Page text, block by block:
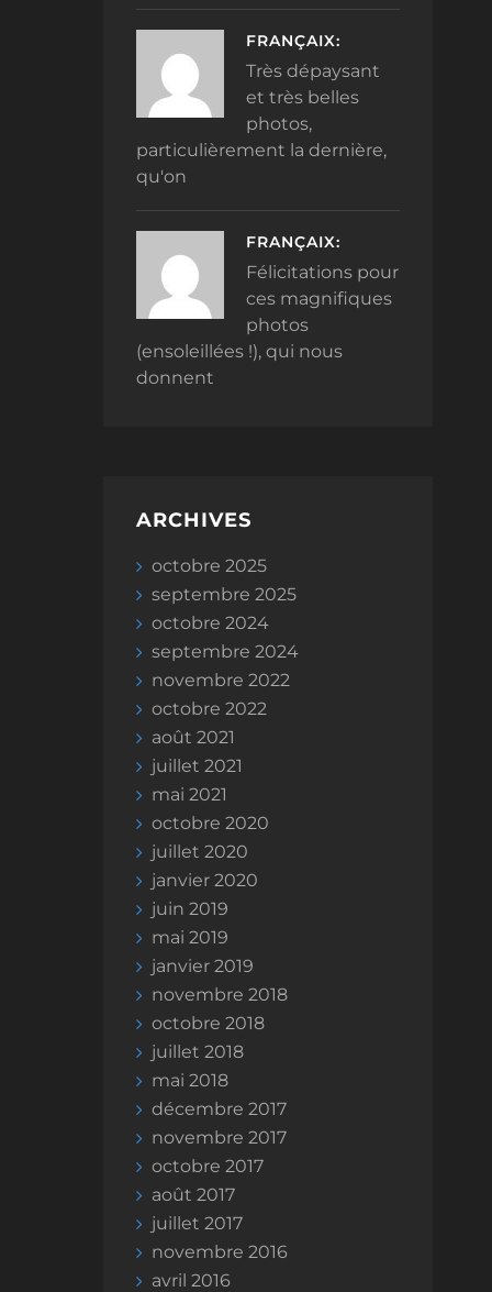
FRANÇAIX:
Très dépaysant
et très belles
photos,
particulièrement la dernière,
qu'on
FRANÇAIX:
Félicitations pour
ces magnifiques
photos
(ensoleillées !), qui nous
donnent
ARCHIVES
octobre 2025
septembre 2025
octobre 2024
septembre 2024
novembre 2022
octobre 2022
août 2021
juillet 2021
mai 2021
octobre 2020
juillet 2020
janvier 2020
juin 2019
mai 2019
janvier 2019
novembre 2018
octobre 2018
juillet 2018
mai 2018
décembre 2017
novembre 2017
octobre 2017
août 2017
juillet 2017
novembre 2016
avril 2016